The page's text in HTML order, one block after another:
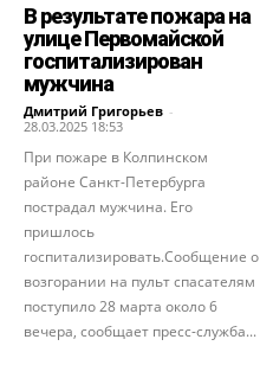
В результате пожара на
улице Первомайской
госпитализирован
мужчина
Дмитрий Григорьев -
28.03.2025 18:53
При пожаре в Колпинском
районе Санкт-Петербурга
пострадал мужчина. Его
пришлось
госпитализировать.Сообщение о
возгорании на пульт спасателям
поступило 28 марта около 6
вечера, сообщает пресс-служба...